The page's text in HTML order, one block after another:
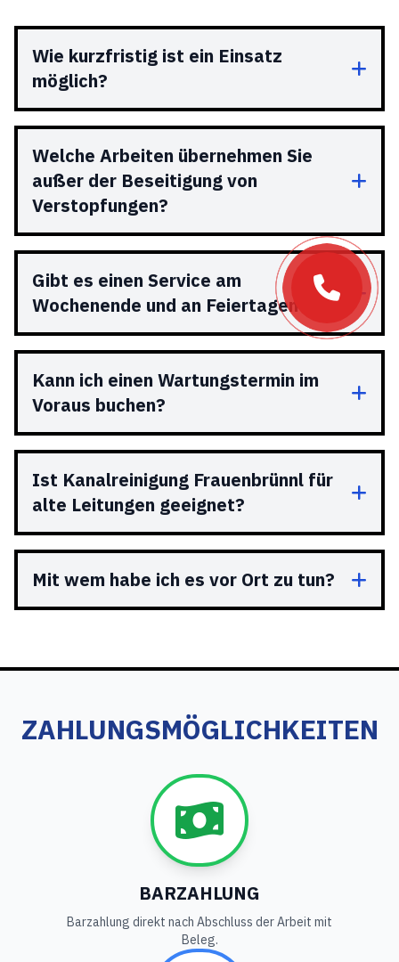
Wie kurzfristig ist ein Einsatz
möglich?
Welche Arbeiten übernehmen Sie
außer der Beseitigung von
Verstopfungen?
Gibt es einen Service am
Wochenende und an Feiertagen?
Kann ich einen Wartungstermin im
Voraus buchen?
Ist Kanalreinigung Frauenbrünnl für
alte Leitungen geeignet?
Mit wem habe ich es vor Ort zu tun?
ZAHLUNGSMÖGLICHKEITEN
BARZAHLUNG
Barzahlung direkt nach Abschluss der Arbeit mit
Beleg.